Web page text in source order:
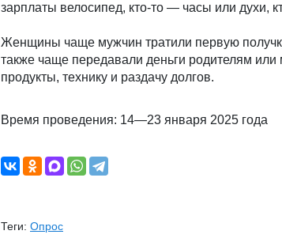
зарплаты велосипед, кто-то — часы или духи,
Женщины чаще мужчин тратили первую
также чаще передавали деньги родителям
продукты, технику и раздачу долгов.
Время проведения: 14—23 января 2025 года
Теги: Опрос